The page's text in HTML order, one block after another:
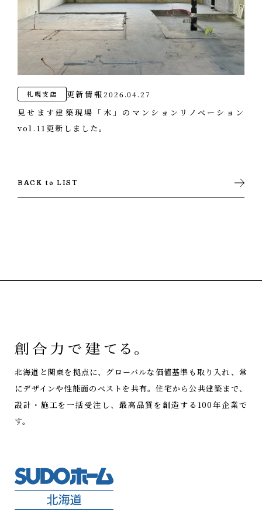
BACK to LIST
札幌支店 更新情報2026.04.27
見せます建築現場「木」のマンションリノベーション
vol.11更新しました。
北海道と関東を拠点に、グローバルな価値基準も取り入れ、常
にデザインや性能面のベストを共有。住宅から公共建築まで、
設計・施工を一括受注し、最高品質を創造する100年企業で
す。